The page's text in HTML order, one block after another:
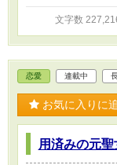
人であり相棒。 剣
が縛り付けられる
男。
文字数
恋愛 連載中
お気に入りに
用済みの元